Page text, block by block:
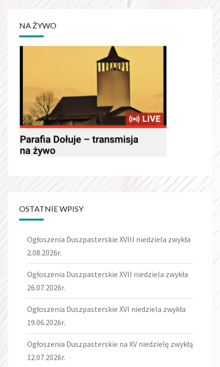
NA ŻYWO
OSTATNIE WPISY
Ogłoszenia Duszpasterskie XVIII niedziela zwykła
2.08.2026r.
Ogłoszenia Duszpasterskie XVII niedziela zwykła
26.07.2026r.
Ogłoszenia Duszpasterskie XVI niedziela zwykła
19.06.2026r.
Ogłoszenia Duszpasterskie na XV niedzielę zwykłą
12.07.2026r.